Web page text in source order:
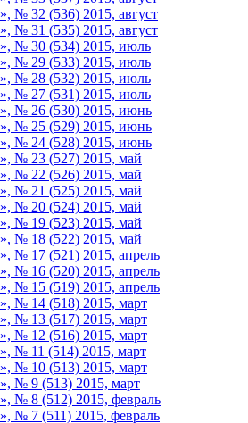
№ 32 (536) 2015, август
№ 31 (535) 2015, август
№ 30 (534) 2015, июль
№ 29 (533) 2015, июль
№ 28 (532) 2015, июль
№ 27 (531) 2015, июль
№ 26 (530) 2015, июнь
№ 25 (529) 2015, июнь
№ 24 (528) 2015, июнь
№ 23 (527) 2015, май
№ 22 (526) 2015, май
№ 21 (525) 2015, май
№ 20 (524) 2015, май
№ 19 (523) 2015, май
№ 18 (522) 2015, май
№ 17 (521) 2015, апрель
№ 16 (520) 2015, апрель
№ 15 (519) 2015, апрель
№ 14 (518) 2015, март
№ 13 (517) 2015, март
№ 12 (516) 2015, март
№ 11 (514) 2015, март
№ 10 (513) 2015, март
№ 9 (513) 2015, март
№ 8 (512) 2015, февраль
№ 7 (511) 2015, февраль